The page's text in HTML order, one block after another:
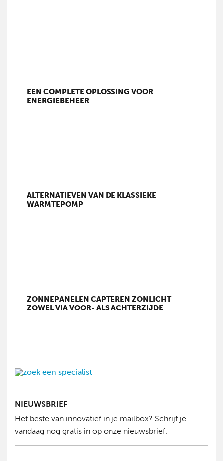
EEN COMPLETE OPLOSSING VOOR
ENERGIEBEHEER
ALTERNATIEVEN VAN DE KLASSIEKE
WARMTEPOMP
ZONNEPANELEN CAPTEREN ZONLICHT
ZOWEL VIA VOOR- ALS ACHTERZIJDE
NIEUWSBRIEF
Het beste van innovatief in je mailbox? Schrijf je
vandaag nog gratis in op onze nieuwsbrief.